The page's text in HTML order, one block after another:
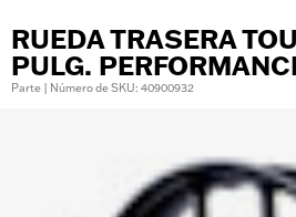
RUEDA TRASERA
PULG.
Parte | Número de SKU: 40900932